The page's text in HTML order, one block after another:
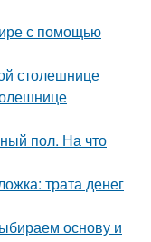
с помощью
столешнице
пол. На что
трата денег
основу и